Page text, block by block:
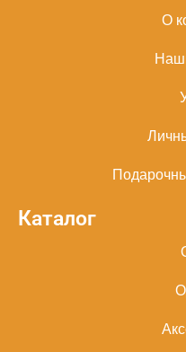
О
Каталог